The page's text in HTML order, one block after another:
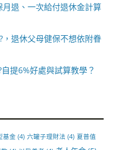
退、一次給付退休金計算
退休父母健保不想依附眷
提6%好處與試算教學？
基金 (4) 六罐子理財法 (4) 夏普值